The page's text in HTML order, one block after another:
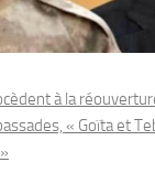
à la
« Goïta et